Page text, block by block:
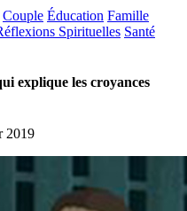
Couple Éducation Famille
Spirituelles Santé
explique les croyances
2019